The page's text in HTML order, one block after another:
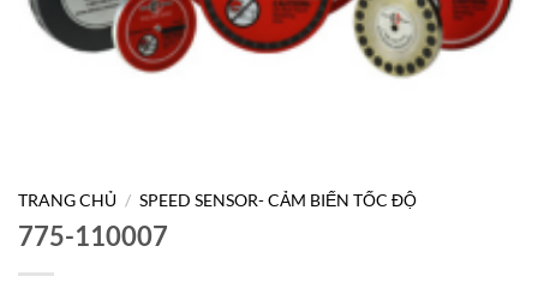
TRANG CHỦ / SPEED SENSOR- CẢM BIẾN TỐC ĐỘ
775-110007